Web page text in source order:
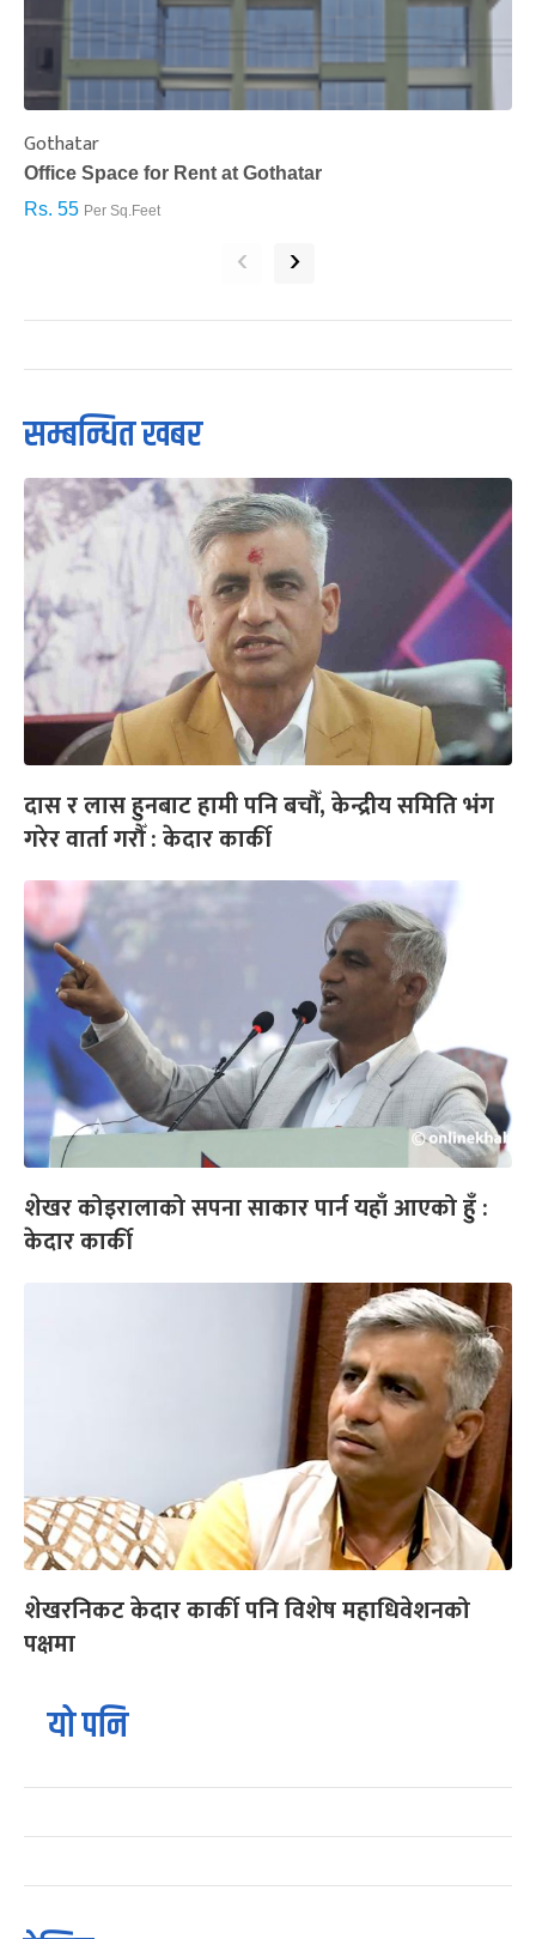
Gothatar
Office Space for Rent at Gothatar
Rs. 55 Per Sq.Feet
‹ ›
सम्बन्धित खबर
दास र लास हुनबाट हामी पनि बचौँ, केन्द्रीय समिति भंग
गरेर वार्ता गरौँ : केदार कार्की
शेखर कोइरालाको सपना साकार पार्न यहाँ आएको हुँ :
केदार कार्की
शेखरनिकट केदार कार्की पनि विशेष महाधिवेशनको
पक्षमा
यो पनि